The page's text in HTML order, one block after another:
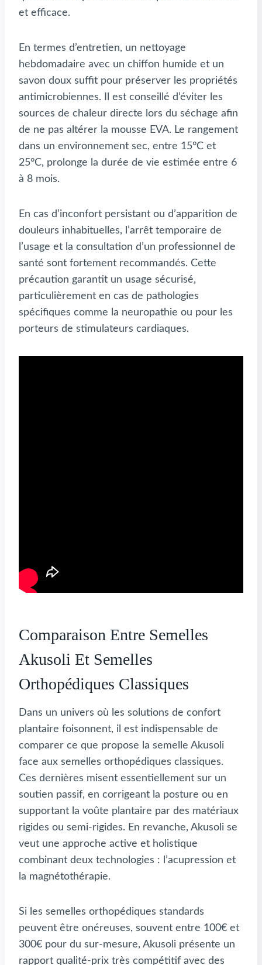
et efficace.
En termes d’entretien, un nettoyage
hebdomadaire avec un chiffon humide et un
savon doux suffit pour préserver les propriétés
antimicrobiennes. Il est conseillé d’éviter les
sources de chaleur directe lors du séchage afin
de ne pas altérer la mousse EVA. Le rangement
dans un environnement sec, entre 15°C et
25°C, prolonge la durée de vie estimée entre 6
à 8 mois.
En cas d’inconfort persistant ou d’apparition de
douleurs inhabituelles, l’arrêt temporaire de
l’usage et la consultation d’un professionnel de
santé sont fortement recommandés. Cette
précaution garantit un usage sécurisé,
particulièrement en cas de pathologies
spécifiques comme la neuropathie ou pour les
porteurs de stimulateurs cardiaques.
Comparaison Entre Semelles
Akusoli Et Semelles
Orthopédiques Classiques
Dans un univers où les solutions de confort
plantaire foisonnent, il est indispensable de
comparer ce que propose la semelle Akusoli
face aux semelles orthopédiques classiques.
Ces dernières misent essentiellement sur un
soutien passif, en corrigeant la posture ou en
supportant la voûte plantaire par des matériaux
rigides ou semi-rigides. En revanche, Akusoli se
veut une approche active et holistique
combinant deux technologies : l’acupression et
la magnétothérapie.
Si les semelles orthopédiques standards
peuvent être onéreuses, souvent entre 100€ et
300€ pour du sur-mesure, Akusoli présente un
rapport qualité-prix très compétitif avec des